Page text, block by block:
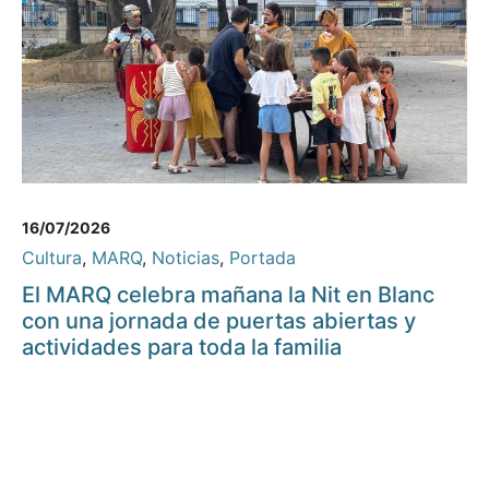
16/07/2026
Cultura, MARQ, Noticias, Portada
El MARQ celebra mañana la Nit en Blanc
con una jornada de puertas abiertas y
actividades para toda la familia